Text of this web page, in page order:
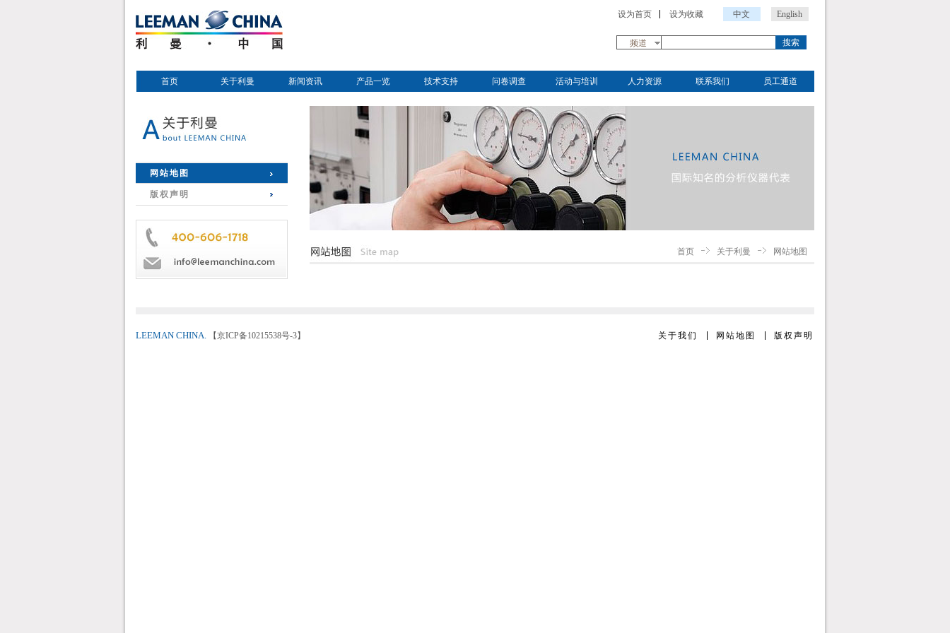
设为首页 设为收藏 中文 English
频道 搜索
首页 关于利曼 新闻资讯 产品一览 技术支持 问卷调查 活动与培训 人力资源 联系我们 员工通道
网站地图
版权声明
首页 关于利曼 网站地图
LEEMAN CHINA. 【京ICP备10215538号-3】 关于我们 网站地图 版权声明